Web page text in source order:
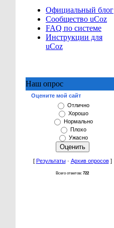
Официальный блог
Сообщество uCoz
FAQ по системе
Инструкции для
uCoz
Наш опрос
Оцените мой сайт
Отлично
Хорошо
Нормально
Плохо
Ужасно
[ Результаты· Архив опросов]
Всего ответов: 722